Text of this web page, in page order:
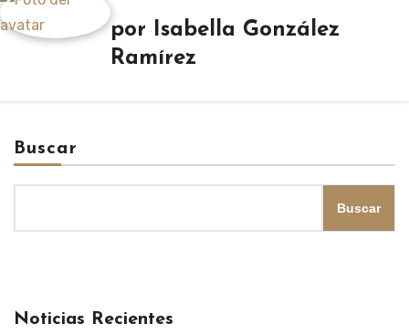
por
Isabella González
Ramírez
Buscar
Buscar
Noticias Recientes